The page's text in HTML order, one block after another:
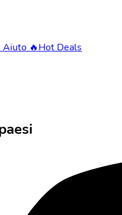
Aiuto 🔥Hot Deals